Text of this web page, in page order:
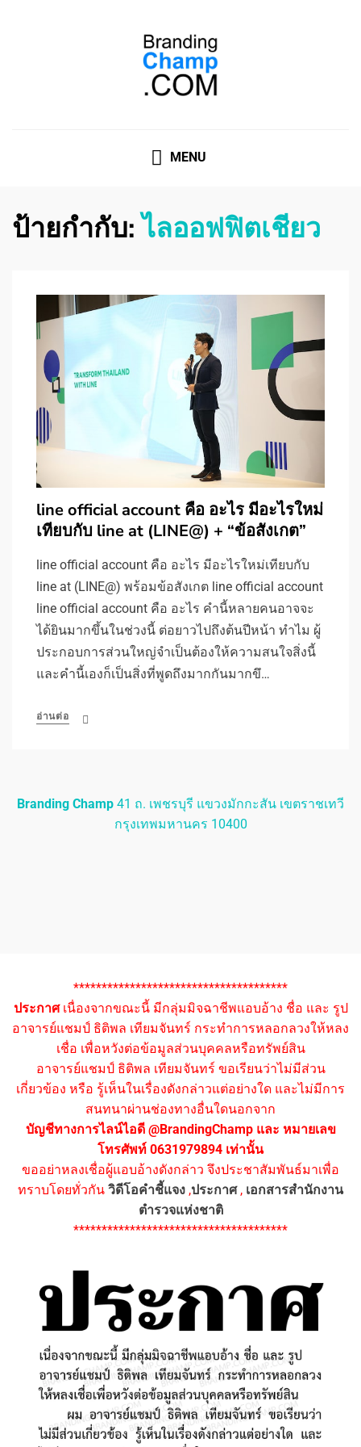
MENU
ป้ายกำกับ: ไลออฟฟิตเชียว
line official account คือ อะไร มีอะไรใหม่
เทียบกับ line at (LINE@) + “ข้อสังเกต”
line official account คือ อะไร มีอะไรใหม่เทียบกับ
line at (LINE@) พร้อมข้อสังเกต line official account
line official account คือ อะไร คำนี้หลายคนอาจจะ
ได้ยินมากขึ้นในช่วงนี้ ต่อยาวไปถึงต้นปีหน้า ทำไม ผู้
ประกอบการส่วนใหญ่จำเป็นต้องให้ความสนใจสิ่งนี้
และคำนี้เองก็เป็นสิ่งที่พูดถึงมากกันมากขึ…
อ่านต่อ
Branding Champ 41 ถ. เพชรบุรี แขวงมักกะสัน เขตราชเทวี
กรุงเทพมหานคร 10400
**************************************
ประกาศเนื่องจากขณะนี้ มีกลุ่มมิจฉาชีพแอบอ้าง ชื่อ และ รูป
อาจารย์แชมป์ ธิติพล เทียมจันทร์ กระทำการหลอกลวงให้หลง
เชื่อ เพื่อหวังต่อข้อมูลส่วนบุคคลหรือทรัพย์สิน
อาจารย์แชมป์ ธิติพล เทียมจันทร์ ขอเรียนว่าไม่มีส่วน
เกี่ยวข้อง หรือ รู้เห็นในเรื่องดังกล่าวแต่อย่างใด และไม่มีการ
สนทนาผ่านช่องทางอื่นใดนอกจาก
บัญชีทางการไลน์ไอดี @BrandingChamp และ หมายเลข
โทรศัพท์ 0631979894 เท่านั้น
ขออย่าหลงเชื่อผู้แอบอ้างดังกล่าว จึงประชาสัมพันธ์มาเพื่อ
ทราบโดยทั่วกัน วิดีโอคำชี้แจง ,ประกาศ, เอกสารสำนักงาน
ตำรวจแห่งชาติ
**************************************